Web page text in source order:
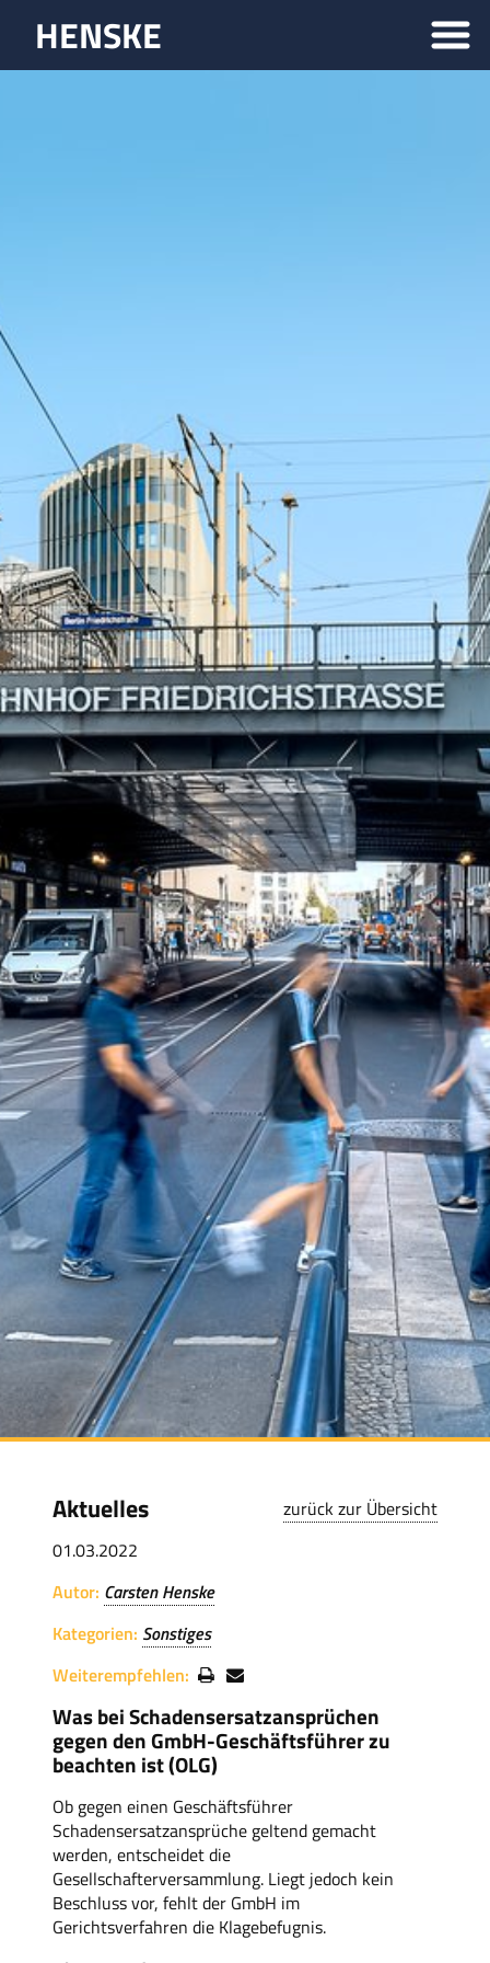
HENSKE
Aktuelles
01.03.2022
Autor: Carsten Henske
Kategorien: Sonstiges
Weiterempfehlen:
zurück zur Übersicht
Was bei Schadensersatzansprüchen
gegen den GmbH-Geschäftsführer zu
beachten ist (OLG)
Ob gegen einen Geschäftsführer
Schadensersatzansprüche geltend gemacht
werden, entscheidet die
Gesellschafterversammlung. Liegt jedoch kein
Beschluss vor, fehlt der GmbH im
Gerichtsverfahren die Klagebefugnis.